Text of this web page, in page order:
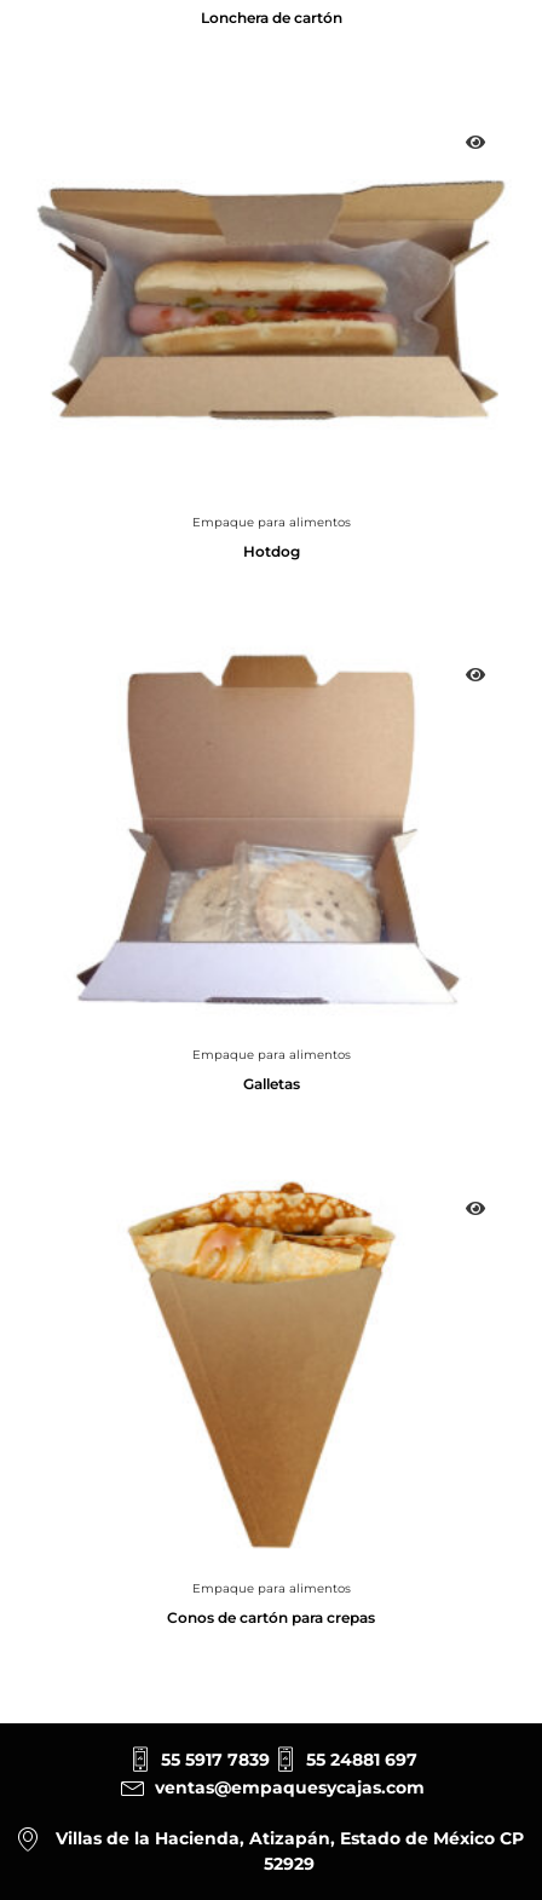
Lonchera de cartón
Empaque para alimentos
Hotdog
Empaque para alimentos
Galletas
Empaque para alimentos
Conos de cartón para crepas
55 5917 7839
55 24881 697
ventas@empaquesycajas.com
Villas de la Hacienda, Atizapán, Estado de México CP
52929